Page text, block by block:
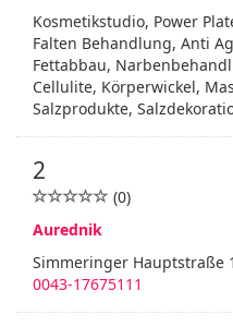
Kosmetikstudio, Power
Falten Behandlung, Anti
Fettabbau,
Cellulite, Körperwickel,
Salzprodukte,
2
(0)
Aurednik
Simmeringer Hauptstraße
0043-17675111